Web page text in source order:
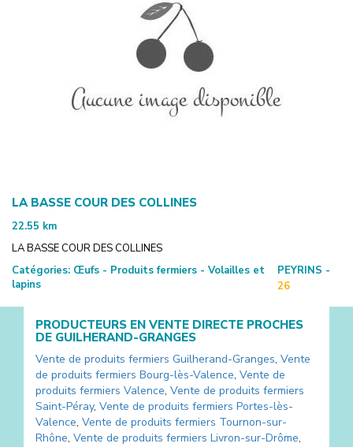
LA BASSE COUR DES COLLINES
22.55 km
LA BASSE COUR DES COLLINES
Catégories: Œufs - Produits fermiers - Volailles et
lapins
PEYRINS -
26
PRODUCTEURS EN VENTE DIRECTE PROCHES
DE GUILHERAND-GRANGES
Vente de produits fermiers Guilherand-Granges, Vente
de produits fermiers Bourg-lès-Valence, Vente de
produits fermiers Valence, Vente de produits fermiers
Saint-Péray, Vente de produits fermiers Portes-lès-
Valence, Vente de produits fermiers Tournon-sur-
Rhône, Vente de produits fermiers Livron-sur-Drôme,